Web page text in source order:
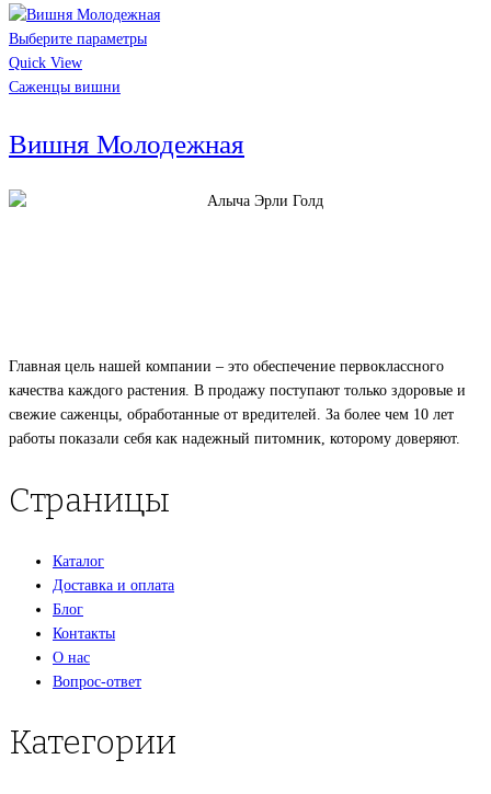
Выберите параметры
Quick View
Саженцы вишни
Вишня Молодежная
Главная цель нашей компании – это обеспечение первоклассного
качества каждого растения. В продажу поступают только здоровые и
свежие саженцы, обработанные от вредителей. За более чем 10 лет
работы показали себя как надежный питомник, которому доверяют.
Страницы
Каталог
Доставка и оплата
Блог
Контакты
О нас
Вопрос-ответ
Категории